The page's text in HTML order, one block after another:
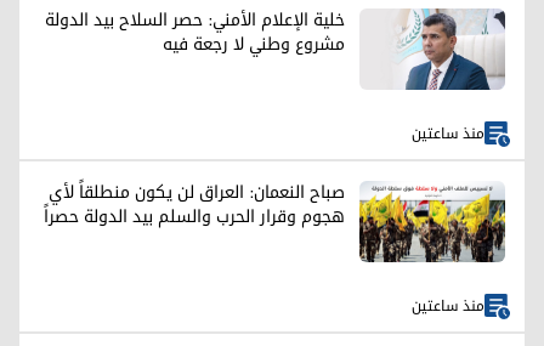
خلية الإعلام الأمني: حصر السلاح بيد الدولة
مشروع وطني لا رجعة فيه
منذ ساعتين
صباح النعمان: العراق لن يكون منطلقاً لأي
هجوم وقرار الحرب والسلم بيد الدولة حصراً
منذ ساعتين